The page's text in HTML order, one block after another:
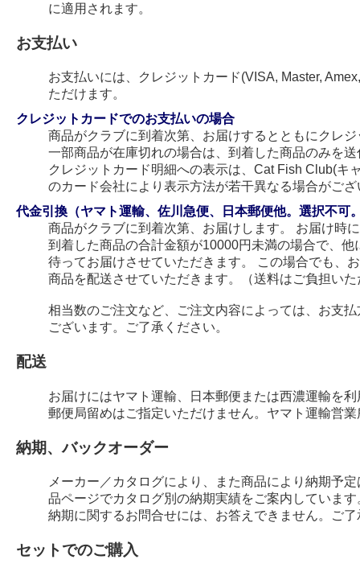
に適用されます。
お支払い
お支払いには、クレジットカード(VISA, Master,
ただけます。
クレジットカードでのお支払いの場合
商品がクラブに到着次第、お届けするとともにクレ
一部商品が在庫切れの場合は、到着した商品のみを
クレジットカード明細への表示は、Cat Fish Club(キ
のカード会社により表示方法が若干異なる場合がござ
代金引換（ヤマト運輸、佐川急便、日本郵便他。選択不可
商品がクラブに到着次第、お届けします。 お届け時
到着した商品の合計金額が10000円未満の場合で、
待ってお届けさせていただきます。 この場合でも、
商品を配送させていただきます。（送料はご負担い
相当数のご注文など、ご注文内容によっては、お支
ございます。ご了承ください。
配送
お届けにはヤマト運輸、日本郵便または西濃運輸を
郵便局留めはご指定いただけません。ヤマト運輸営
納期、バックオーダー
メーカー／カタログにより、また商品により納期予
品ページでカタログ別の納期実績をご案内しています
納期に関するお問合せには、お答えできません。ご
セットでのご購入